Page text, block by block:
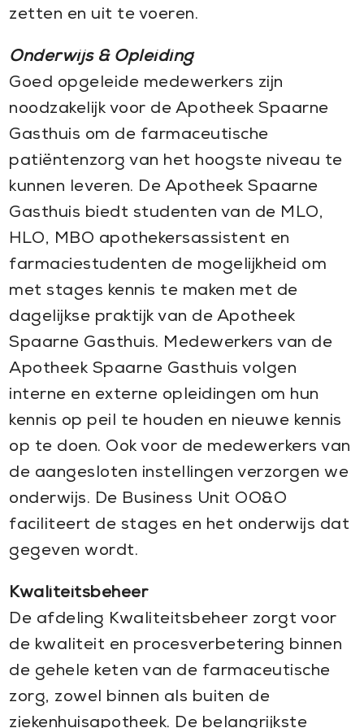
zetten en uit te voeren.
Onderwijs & Opleiding
Goed opgeleide medewerkers zijn
noodzakelijk voor de Apotheek Spaarne
Gasthuis om de farmaceutische
patiëntenzorg van het hoogste niveau te
kunnen leveren. De Apotheek Spaarne
Gasthuis biedt studenten van de MLO,
HLO, MBO apothekersassistent en
farmaciestudenten de mogelijkheid om
met stages kennis te maken met de
dagelijkse praktijk van de Apotheek
Spaarne Gasthuis. Medewerkers van de
Apotheek Spaarne Gasthuis volgen
interne en externe opleidingen om hun
kennis op peil te houden en nieuwe kennis
op te doen. Ook voor de medewerkers van
de aangesloten instellingen verzorgen we
onderwijs. De Business Unit OO&O
faciliteert de stages en het onderwijs dat
gegeven wordt.
Kwaliteitsbeheer
De afdeling Kwaliteitsbeheer zorgt voor
de kwaliteit en procesverbetering binnen
de gehele keten van de farmaceutische
zorg, zowel binnen als buiten de
ziekenhuisapotheek. De belangrijkste